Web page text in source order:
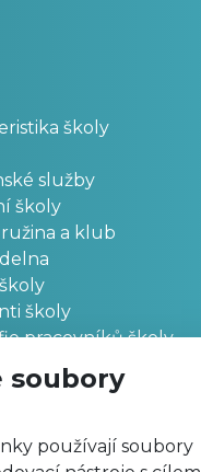
školy
služby
školy
a klub
školy
pracovníků školy
soubory
používají soubory